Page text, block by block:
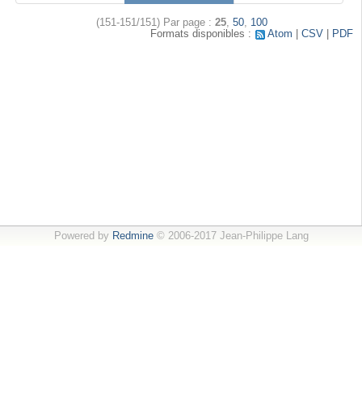
(151-151/151) Par page : 25, 50, 100
Formats disponibles :
Atom CSV PDF
Powered by Redmine© 2006-2017 Jean-Philippe Lang